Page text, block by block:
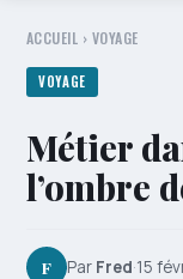
ACCUEIL › VOYAGE
VOYAGE
Métier
l’ombre
F Par Fred·15